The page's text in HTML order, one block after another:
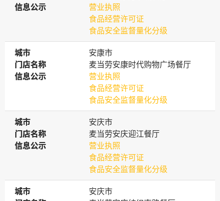
信息公示
信息公示
营业执照
食品经营许可证
食品安全监督量化分级
城市
城市
安康市
门店名称
门店名称
麦当劳安康时代购物广场餐厅
信息公示
信息公示
营业执照
食品经营许可证
食品安全监督量化分级
城市
城市
安庆市
门店名称
门店名称
麦当劳安庆迎江餐厅
信息公示
信息公示
营业执照
食品经营许可证
食品安全监督量化分级
城市
城市
安庆市